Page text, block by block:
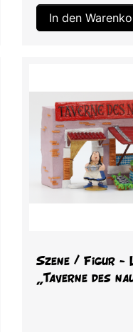
In den
Szene / Figur -
„Taverne des